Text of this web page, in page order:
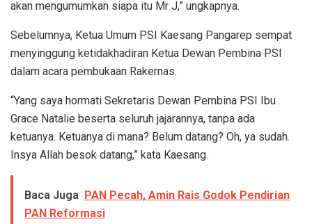
akan mengumumkan siapa itu Mr J,” ungkapnya.
Sebelumnya, Ketua Umum PSI Kaesang Pangarep sempat
menyinggung ketidakhadiran Ketua Dewan Pembina PSI
dalam acara pembukaan Rakernas.
“Yang saya hormati Sekretaris Dewan Pembina PSI Ibu
Grace Natalie beserta seluruh jajarannya, tanpa ada
ketuanya. Ketuanya di mana? Belum datang? Oh, ya sudah.
Insya Allah besok datang,” kata Kaesang.
Baca Juga PAN Pecah, Amin Rais Godok Pendirian
PAN Reformasi